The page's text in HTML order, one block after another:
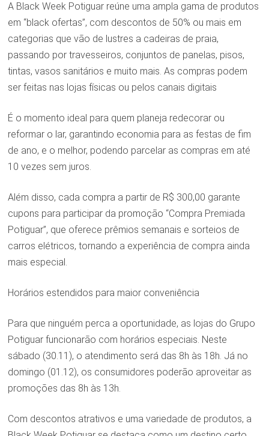
A Black Week Potiguar reúne uma ampla gama de produtos
em “black ofertas”, com descontos de 50% ou mais em
categorias que vão de lustres a cadeiras de praia,
passando por travesseiros, conjuntos de panelas, pisos,
tintas, vasos sanitários e muito mais. As compras podem
ser feitas nas lojas físicas ou pelos canais digitais
É o momento ideal para quem planeja redecorar ou
reformar o lar, garantindo economia para as festas de fim
de ano, e o melhor, podendo parcelar as compras em até
10 vezes sem juros.
Além disso, cada compra a partir de R$ 300,00 garante
cupons para participar da promoção “Compra Premiada
Potiguar”, que oferece prêmios semanais e sorteios de
carros elétricos, tornando a experiência de compra ainda
mais especial.
Horários estendidos para maior conveniência
Para que ninguém perca a oportunidade, as lojas do Grupo
Potiguar funcionarão com horários especiais. Neste
sábado (30.11), o atendimento será das 8h às 18h. Já no
domingo (01.12), os consumidores poderão aproveitar as
promoções das 8h às 13h.
Com descontos atrativos e uma variedade de produtos, a